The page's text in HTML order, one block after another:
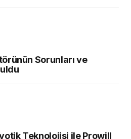
Sorunları ve
Teknolojisi ile Prowill